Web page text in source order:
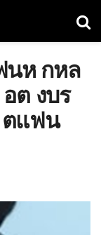
นห กหล
ต งบร
ตแฟน